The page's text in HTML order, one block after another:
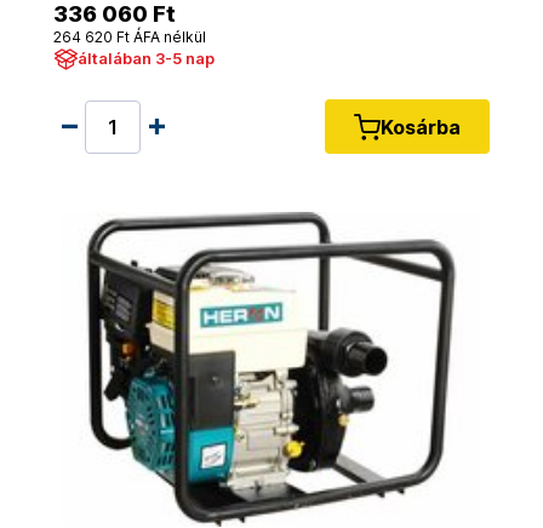
336 060 Ft
264 620 Ft ÁFA nélkül
általában 3-5 nap
Kosárba